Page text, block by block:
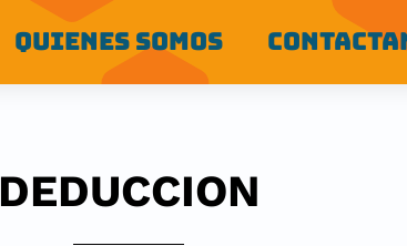
QUIENES SOMOS
DEDUCCION